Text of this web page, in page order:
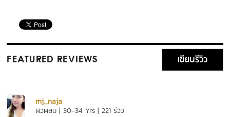
FEATURED REVIEWS เขียนรีวิว
mj_naja
ผิวผสม | 30-34 Yrs | 221 รีวิว